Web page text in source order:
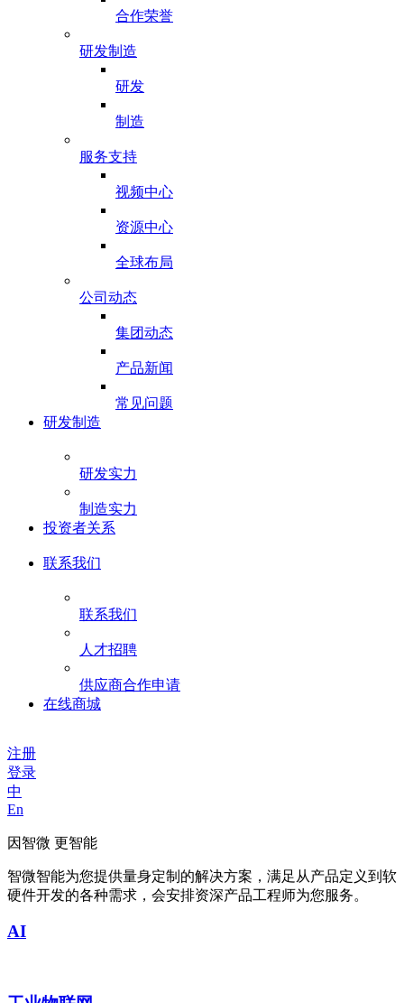
合作荣誉
研发制造
研发
制造
服务支持
视频中心
资源中心
全球布局
公司动态
集团动态
产品新闻
常见问题
研发制造
研发实力
制造实力
投资者关系
联系我们
联系我们
人才招聘
供应商合作申请
在线商城
注册
登录
中
En
因智微 更智能
智微智能为您提供量身定制的解决方案，满足从产品定义到软
硬件开发的各种需求，会安排资深产品工程师为您服务。
AI